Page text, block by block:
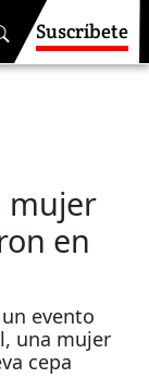
Suscríbete
mujer
en
evento
una mujer
cepa